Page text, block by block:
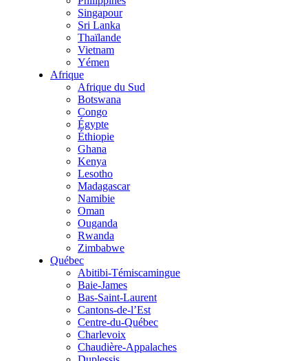
Singapour
Sri Lanka
Thaïlande
Vietnam
Yémen
Afrique
Afrique du Sud
Botswana
Congo
Égypte
Éthiopie
Ghana
Kenya
Lesotho
Madagascar
Namibie
Oman
Ouganda
Rwanda
Zimbabwe
Québec
Abitibi-Témiscamingue
Baie-James
Bas-Saint-Laurent
Cantons-de-l’Est
Centre-du-Québec
Charlevoix
Chaudière-Appalaches